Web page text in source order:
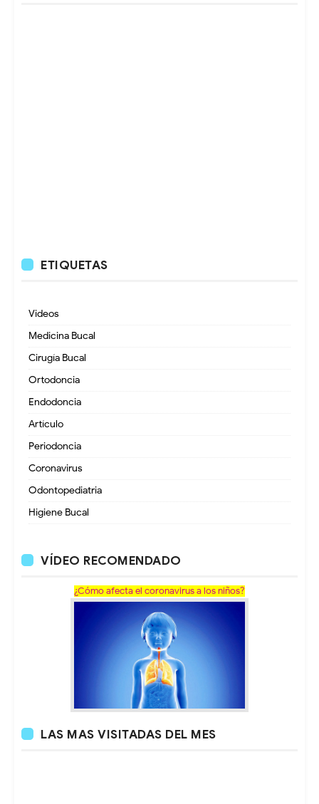
ETIQUETAS
Videos
Medicina Bucal
Cirugía Bucal
Ortodoncia
Endodoncia
Artículo
Periodoncia
Coronavirus
Odontopediatria
Higiene Bucal
VÍDEO RECOMENDADO
¿Cómo afecta el coronavirus a los niños?
LAS MAS VISITADAS DEL MES